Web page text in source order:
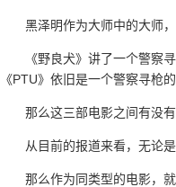
黑泽明作为大师中的大师
《野良犬》讲了一个警察
《PTU》依旧是一个警察寻枪的
那么这三部电影之间有没有
从目前的报道来看，无论
那么作为同类型的电影，